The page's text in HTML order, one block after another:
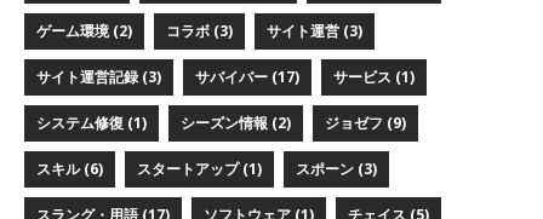
ゲーム環境 (2) コラボ (3) サイト運営 (3)
サイト運営記録 (3) サバイバー (17) サービス (1)
システム修復 (1) シーズン情報 (2) ジョゼフ (9)
スキル (6) スタートアップ (1) スポーン (3)
スラング・用語 (17) ソフトウェア (1) チェイス (5)